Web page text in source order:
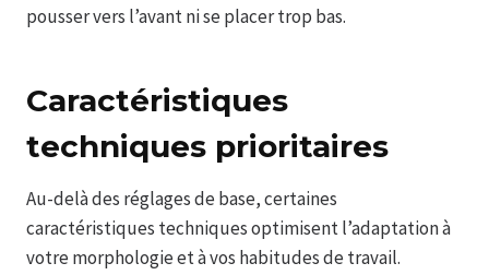
pousser vers l’avant ni se placer trop bas.
Caractéristiques
techniques prioritaires
Au-delà des réglages de base, certaines
caractéristiques techniques optimisent l’adaptation à
votre morphologie et à vos habitudes de travail.